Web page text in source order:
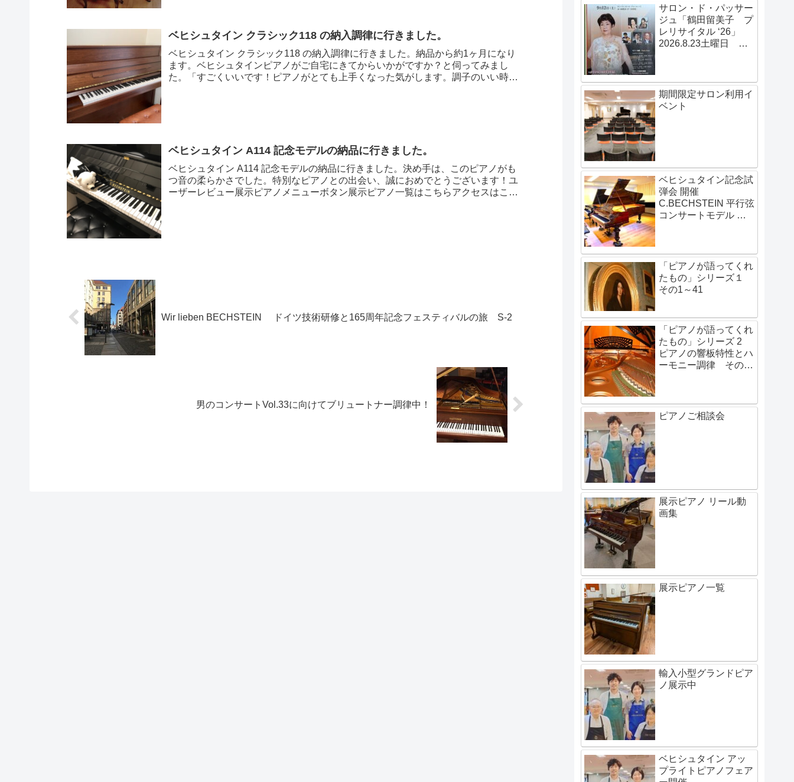
ベヒシュタイン クラシック118 の納入調律に行きました。
ベヒシュタイン クラシック118 の納入調律に行きました。納品から約1ヶ月になり
ます。ベヒシュタインピアノがご自宅にきてからいかがですか？と伺ってみまし
た。「すごくいいです！ピアノがとても上手くなった気がします。調子のいい時
ベヒシュタイン A114 記念モデルの納品に行きました。
ベヒシュタイン A114 記念モデルの納品に行きました。決め手は、このピアノがも
つ音の柔らかさでした。特別なピアノとの出会い、誠におめでとうございます！ユ
ーザーレビュー展示ピアノメニューボタン展示ピアノ一覧はこちらアクセスはこち
Wir lieben BECHSTEIN ドイツ技術研修と165周年記念フェスティバルの旅 S-2
男のコンサートVol.33に向けてブリュートナー調律中！
サロン・ド・パッサー
ジュ「鶴田留美子 プ
レリサイタル ‘26」
2026.8.23土曜日
期間限定サロン利用イ
ベント
ベヒシュタイン記念試
弾会 開催
C.BECHSTEIN 平行弦
コンサートモデル 伝
「ピアノが語ってくれ
たもの」シリーズ１
その1～41
「ピアノが語ってくれ
たもの」シリーズ 2
ピアノの響板特性とハ
ーモニー調律 その1
ピアノご相談会
展示ピアノ リール動
画集
展示ピアノ一覧
輸入小型グランドピア
ノ展示中
ベヒシュタイン アッ
プライトピアノフェア